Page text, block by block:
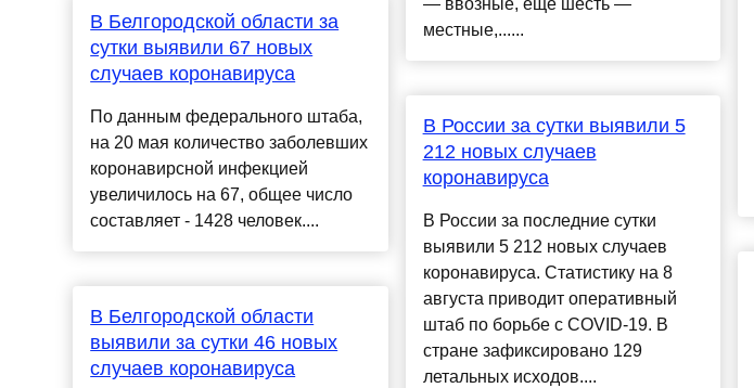
В Белгородской области за
сутки выявили 67 новых
случаев коронавируса
По данным федерального штаба,
на 20 мая количество заболевших
коронавирсной инфекцией
увеличилось на 67, общее число
составляет - 1428 человек....
В Белгородской области
выявили за сутки 46 новых
случаев коронавируса
— ввозные, еще шесть —
местные,......
В России за сутки выявили 5
212 новых случаев
коронавируса
В России за последние сутки
выявили 5 212 новых случаев
коронавируса. Статистику на 8
августа приводит оперативный
штаб по борьбе с COVID-19. В
стране зафиксировано 129
летальных исходов....